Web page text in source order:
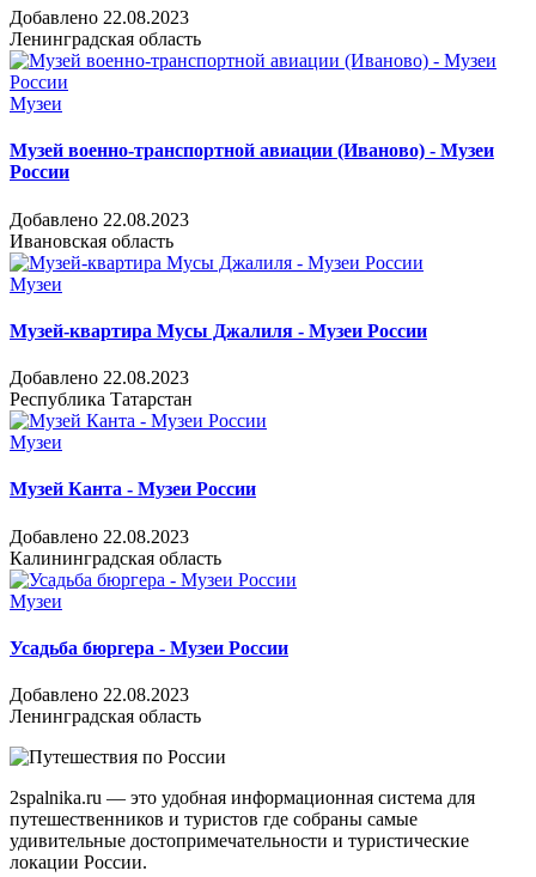
Добавлено 22.08.2023
Ленинградская область
Музеи
Музей военно-транспортной авиации (Иваново) - Музеи
России
Добавлено 22.08.2023
Ивановская область
Музеи
Музей-квартира Мусы Джалиля - Музеи России
Добавлено 22.08.2023
Республика Татарстан
Музеи
Музей Канта - Музеи России
Добавлено 22.08.2023
Калининградская область
Музеи
Усадьба бюргера - Музеи России
Добавлено 22.08.2023
Ленинградская область
2spalnika.ru — это удобная информационная система для
путешественников и туристов где собраны самые
удивительные достопримечательности и туристические
локации России.